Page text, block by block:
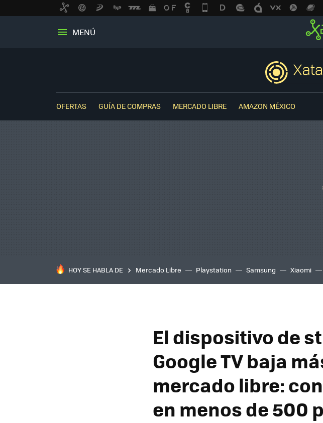
MENÚ
OFERTAS GUÍA DE COMPRAS MERCADO LIBRE AMAZON MÉXICO
HOY SE HABLA DE Mercado Libre Playstation Samsung Xiaomi
El dispositivo de
Google TV baja
mercado libre:
en menos de 500